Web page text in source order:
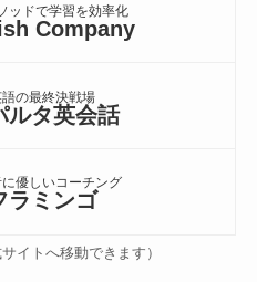
ッドで学習を効率化
Company
の最終決戦場
ルタ英会話
優しいコーチング
ラミンゴ
イトへ移動できます）